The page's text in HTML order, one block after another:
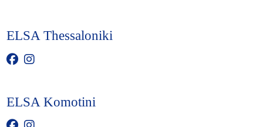
ELSA Thessaloniki
ELSA Komotini